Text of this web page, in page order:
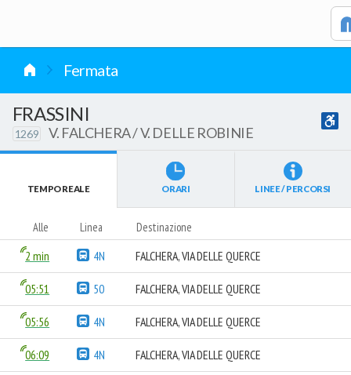
Fermata
FRASSINI
1269 V. FALCHERA / V. DELLE ROBINIE
TEMPO REALE ORARI LINEE / PERCORSI
Alle Linea Destinazione
2 min 4N FALCHERA, VIA DELLE QUERCE
05:51 50 FALCHERA, VIA DELLE QUERCE
05:56 4N FALCHERA, VIA DELLE QUERCE
06:09 4N FALCHERA, VIA DELLE QUERCE